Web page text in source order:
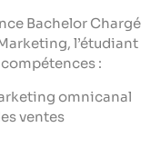
Bachelor Chargé
l’étudiant
:
omnicanal
ventes